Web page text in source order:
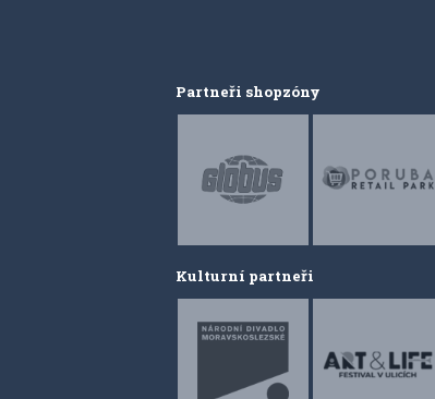
Partneři shopzóny
Kulturní partneři